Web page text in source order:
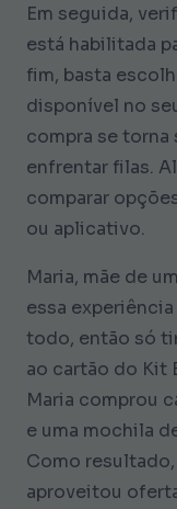
Em seguida,
está habilitada
fim, basta
disponível no
compra se torna
enfrentar filas.
comparar
ou aplicativo.
Maria, mãe de
essa
todo, então só
ao cartão do Kit
Maria comprou
e uma mochila
Como
aproveitou